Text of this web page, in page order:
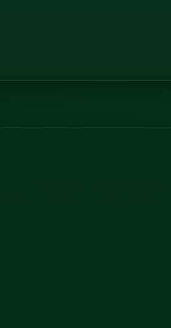
tín nhất